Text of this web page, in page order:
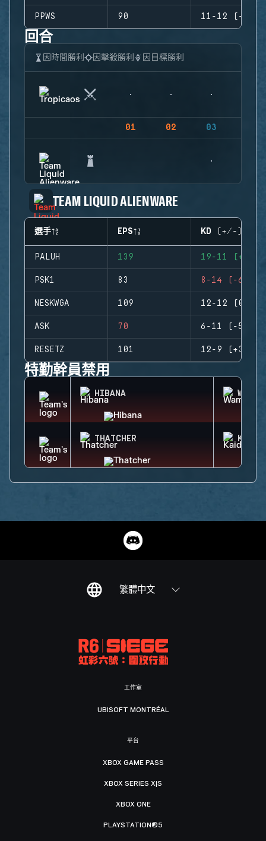
PPWS 90 11-12 (-1)
回合
因時間勝利 因擊殺勝利 因目標勝利
01 02 03
TEAM LIQUID ALIENWARE
選手 EPS KD (+/-)
PALUH 139 19-11 (+8)
PSK1 83 8-14 (-6)
NESKWGA 109 12-12 (0)
ASK 70 6-11 (-5)
RESETZ 101 12-9 (+3)
特勤幹員禁用
HIBANA WAMAI
THATCHER KAID
繁體中文
工作室
UBISOFT MONTRÉAL
平台
XBOX GAME PASS
XBOX SERIES X|S
XBOX ONE
PLAYSTATION®5